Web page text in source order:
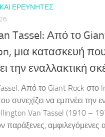
ΕΡΕΥΝΗΤΈΣ
Tassel: Από το
μια κατασκευή που
την εναλλακτική
Από το Giant Rock στο
συνεχίζει να εμπνέει την
Van Tassel (1910 –
παράξενες, αμφιλεγόμενες